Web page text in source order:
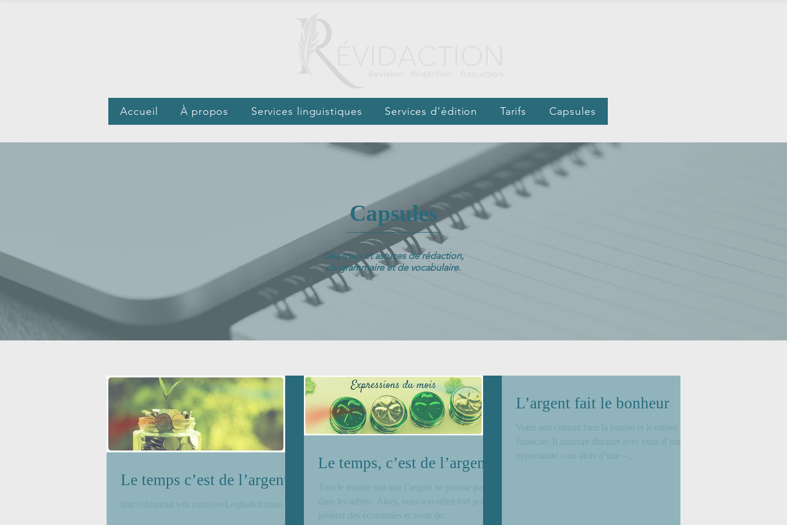
Accueil À propos Services linguistiques Services d’édition Tarifs Capsules
Capsules
Des trucs et astuces de rédaction,
de grammaire et de vocabulaire.
Le temps c’est de l’argent
http://shoutout.wix.com/so/eLeq8jaK#/main
Le temps, c’est de l’argent
Tout le monde sait que l’argent ne pousse pas
dans les arbres. Alors, vous travaillez fort pour
générer des économies et avoir de...
L’argent fait le bonheur
Votre ami connait bien la bourse et le milieu
financier. Il aimerait discuter avec vous d’une «
opportunité » ou alors d’une «...